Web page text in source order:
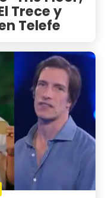
Trece y
Telefe